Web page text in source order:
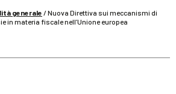
generale /Nuova Direttiva sui meccanismi di
in materia fiscale nell’Unione europea